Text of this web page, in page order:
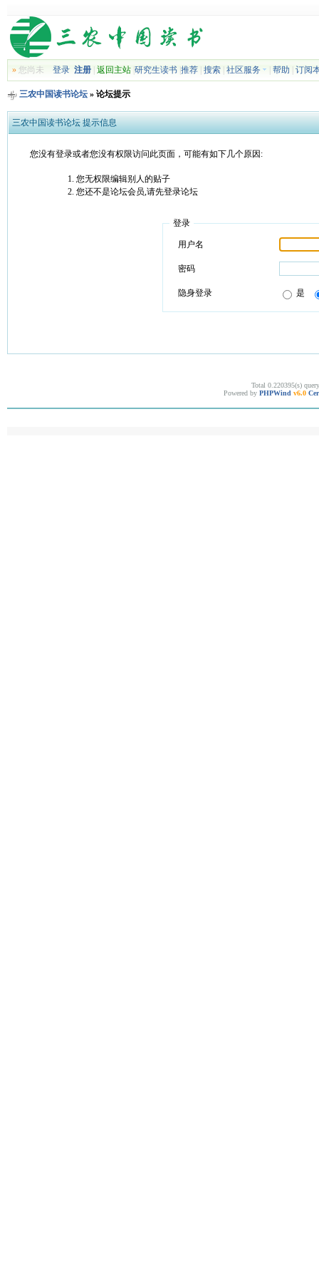
»您尚未 登录 注册| 返回主站| 研究生读书| 推荐| 搜索| 社区服务 帮助 订阅
三农中国读书论坛» 论坛提示
三农中国读书论坛 提示信息
您没有登录或者您没有权限访问此页面，可能有如下几个原因:
您无权限编辑别人的贴子
您还不是论坛会员,请先登录论坛
登录
用户名
密码
隐身登录 是
Total 0.220395(s)
Powered by PHPWind v6.0